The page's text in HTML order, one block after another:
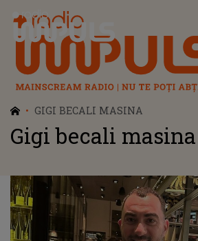
Radio Impuls
GIGI BECALI MASINA
Gigi becali masina